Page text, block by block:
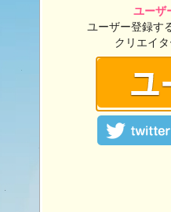
ユーザ
ユーザー登録す
クリエイ